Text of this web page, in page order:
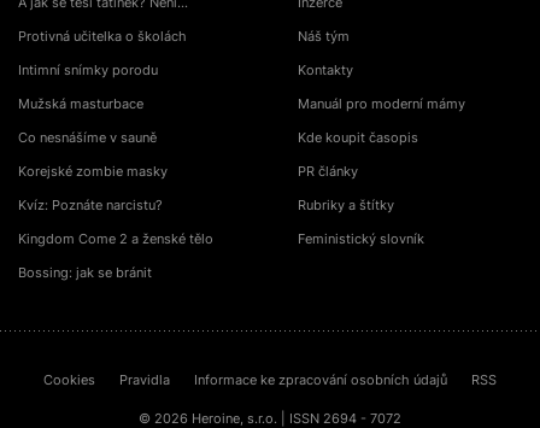
Protivná učitelka o školách
Intimní snímky porodu
Mužská masturbace
Co nesnášíme v sauně
Korejské zombie masky
Kvíz: Poznáte narcistu?
Kingdom Come 2 a ženské tělo
Bossing: jak se bránit
Náš tým
Kontakty
Manuál pro moderní mámy
Kde koupit časopis
PR články
Rubriky a štítky
Feministický slovník
Cookies Pravidla Informace ke zpracování osobních údajů RSS
© 2026 Heroine, s.r.o. | ISSN 2694 - 7072